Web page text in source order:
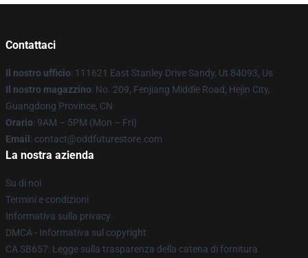
Contattaci
Il nostro ufficio: 111621 East Stanley Drive Sandy, Ut 84093, Us
Il nostro magazzino: No. 209, Fenjiang Middle Road, Hejin City,
Guangdong Province, CN
Orario: 9AM – 5PM (Mon – Fri)
Email : contact@oddfuturestore.com
La nostra azienda
Su di noi
Termini e condizioni
Informativa sulla privacy
DMCA - Informativa sul copyright
CA SB657: Legge sulla trasparenza della catena di fornitura